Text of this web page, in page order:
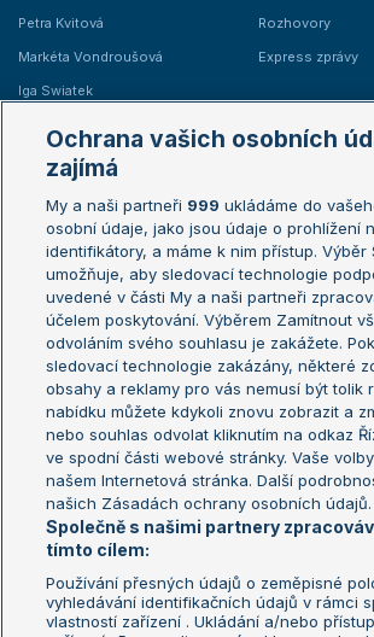
Petra Kvitová
Markéta Vondroušová
Iga Swiatek
Rozhovory
Express zprávy
Žebříčky
Žebříček ATP (muži)
Žebříček WTA (ženy)
Sázkařský žebříček
Australian Open
French Open
Wimbledon
US Open
Turnaj mistrů
Turnaj mistryň
Aktualní trendy
Fotbalové přestupy
Livesport Daily
LS Prague Open
Podmínky užití Nastavení
Ochrana vašich osobních
zajímá
My a naši partneři 999 ukládáme do
osobní údaje, jako jsou údaje o prohlížení
identifikátory, a máme k nim přístup. Výběr
umožňuje, aby sledovací technologie
uvedené v části My a naši partneři
účelem poskytování. Výběrem Zamítnout
odvoláním svého souhlasu je zakážete.
sledovací technologie zakázány, některé
obsahy a reklamy pro vás nemusí být tolik
nabídku můžete kdykoli znovu zobrazit a
nebo souhlas odvolat kliknutím na odkaz
ve spodní části webové stránky. Vaše
našem Internetová stránka. Další
našich Zásadách ochrany osobních údajů.
Společně s našimi partnery
tímto cílem:
Používání přesných údajů o zeměpisné
vyhledávání identifikačních údajů v rámci
vlastností zařízení . Ukládání a/nebo